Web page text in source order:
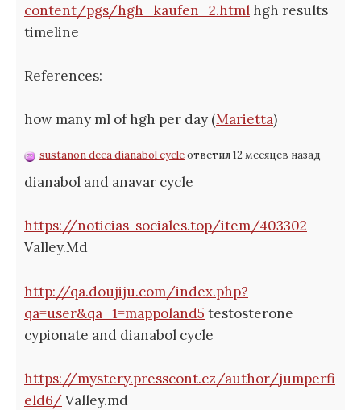
content/pgs/hgh_kaufen_2.htmlhgh results
timeline
References:
how many ml of hgh per day (Marietta)
sustanon deca dianabol cycleответил 12 месяцев назад
dianabol and anavar cycle
https://noticias-sociales.top/item/403302
Valley.Md
http://qa.doujiju.com/index.php?
qa=user&qa_1=mappoland5 testosterone
cypionate and dianabol cycle
https://mystery.presscont.cz/author/jumperfi
eld6/Valley.md